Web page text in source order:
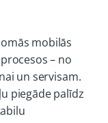
mobilās
– no
un servisam.
piegāde palīdz